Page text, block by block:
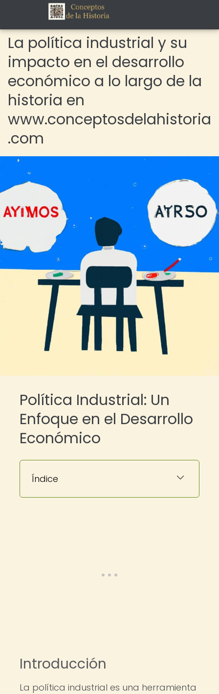
La política industrial y su
impacto en el desarrollo
económico a lo largo de la
historia en
www.conceptosdelahistoria
.com
Política Industrial: Un
Enfoque en el Desarrollo
Económico
Índice
Introducción
La política industrial es una herramienta